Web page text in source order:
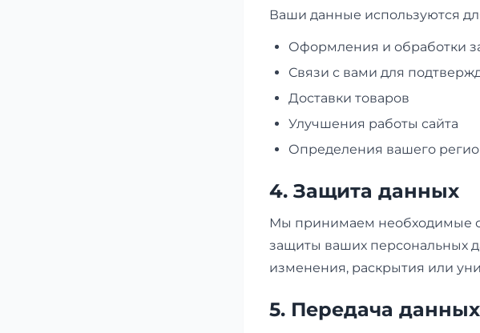
Ваши данные используются
Оформления и обработки
Связи с вами для
Доставки товаров
Улучшения работы сайта
Определения вашего
4. Защита данных
Мы принимаем необходимые
защиты ваших персональных
изменения, раскрытия или
5. Передача